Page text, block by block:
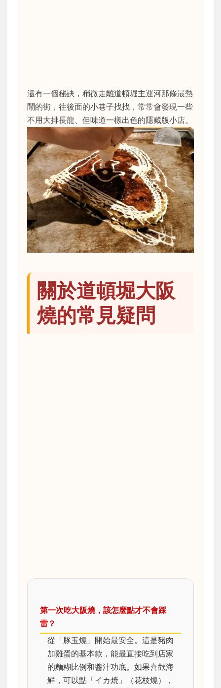
還有一個秘訣，稍微走離道頓堀主運河那條最熱
鬧的街，往後面的小巷子找找，常常會發現一些
不用大排長龍、但味道一樣出色的隱藏版小店。
關於道頓堀大阪
燒的常見疑問
第一次吃大阪燒，該怎麼點才不會踩
雷？
從「豚玉燒」開始最安全。這是豬肉
加雞蛋的基本款，能最直接吃到店家
的麵糊比例和醬汁功底。如果喜歡海
鮮，可以點「イカ焼」（花枝燒），